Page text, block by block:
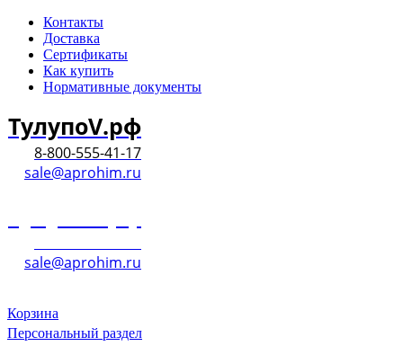
Контакты
Доставка
Сертификаты
Как купить
Нормативные документы
ТулупоV.рф
8-800-555-41-17
sale@aprohim.ru
sale@aprohim.ru
Корзина
Персональный раздел